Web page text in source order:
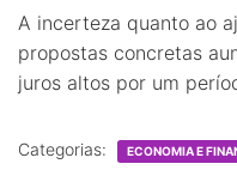
A incerteza quanto ao
propostas concretas
juros altos por um
Categorias: ECONOMIA E